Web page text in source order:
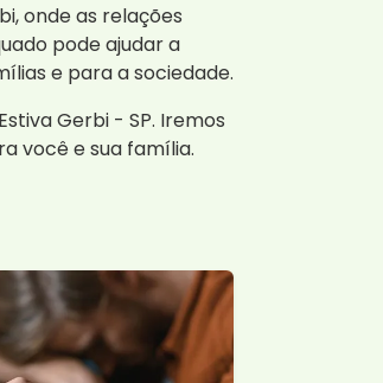
onde as relações
pode ajudar a
e para a sociedade.
Gerbi - SP. Iremos
você e sua família.